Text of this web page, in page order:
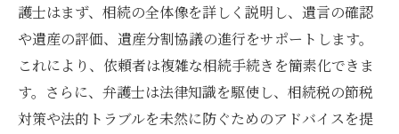
護士はまず、相続の全体像を詳しく説明し、遺言の確認
や遺産の評価、遺産分割協議の進行をサポートします。
これにより、依頼者は複雑な相続手続きを簡素化できま
す。さらに、弁護士は法律知識を駆使し、相続税の節税
対策や法的トラブルを未然に防ぐためのアドバイスを提